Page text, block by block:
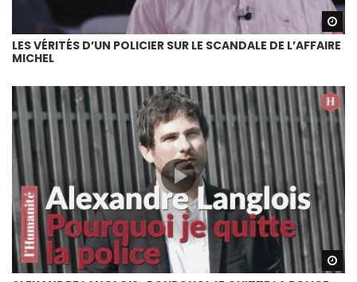
LES VÉRITÉS D’UN POLICIER SUR LE SCANDALE DE L’AFFAIRE
MICHEL